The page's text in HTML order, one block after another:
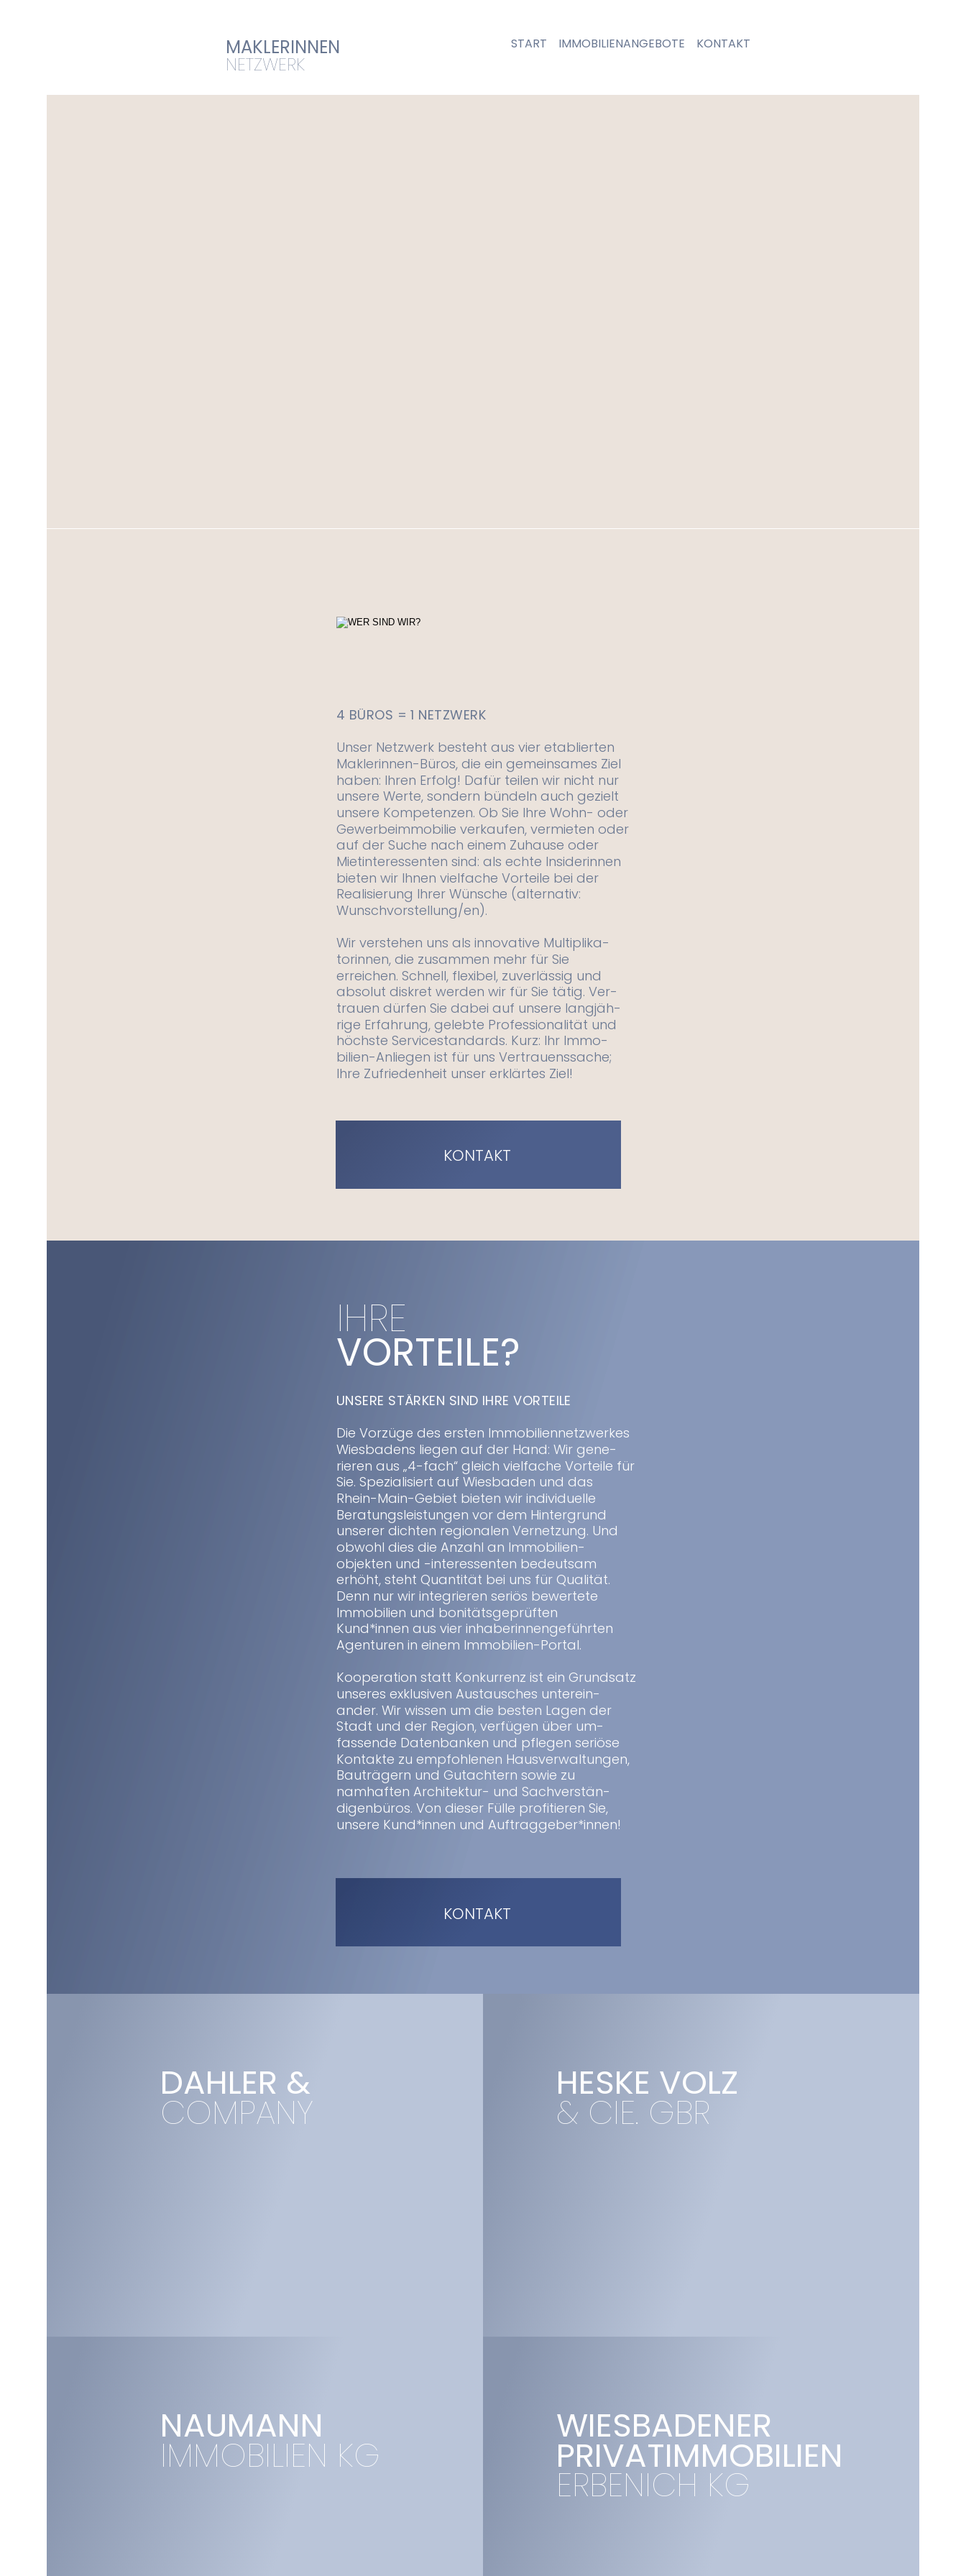
MAKLERINNEN
NETZWERK
DAHLER &
COMPANY
HESKE VOLZ
& CIE. GBR
NAUMANN
IMMOBILIEN KG
WIESBADENER
PRIVATIMMOBILIEN
ERBENICH KG
KONTAKT
IHRE
VORTEILE?
UNSERE STÄRKEN SIND IHRE VORTEILE
Die Vorzüge des ersten Immobiliennetzwerkes
Wiesbadens liegen auf der Hand: Wir gene-
rieren aus „4-fach“ gleich vielfache Vorteile für
Sie. Spezialisiert auf Wiesbaden und das
Rhein-Main-Gebiet bieten wir individuelle
Beratungsleistungen vor dem Hintergrund
unserer dichten regionalen Vernetzung. Und
obwohl dies die Anzahl an Immobilien-
objekten und -interessenten bedeutsam
erhöht, steht Quantität bei uns für Qualität.
Denn nur wir integrieren seriös bewertete
Immobilien und bonitätsgeprüften
Kund*innen aus vier inhaberinnengeführten
Agenturen in einem Immobilien-Portal.
Kooperation statt Konkurrenz ist ein Grundsatz
unseres exklusiven Austausches unterein-
ander. Wir wissen um die besten Lagen der
Stadt und der Region, verfügen über um-
fassende Datenbanken und pflegen seriöse
Kontakte zu empfohlenen Hausverwaltungen,
Bauträgern und Gutachtern sowie zu
namhaften Architektur- und Sachverstän-
digenbüros. Von dieser Fülle profitieren Sie,
unsere Kund*innen und Auftraggeber*innen!
KONTAKT
START IMMOBILIENANGEBOTE KONTAKT
4 BÜROS = 1 NETZWERK
Unser Netzwerk besteht aus vier etablierten
Maklerinnen-Büros, die ein gemeinsames Ziel
haben: Ihren Erfolg! Dafür teilen wir nicht nur
unsere Werte, sondern bündeln auch gezielt
unsere Kompetenzen. Ob Sie Ihre Wohn- oder
Gewerbeimmobilie verkaufen, vermieten oder
auf der Suche nach einem Zuhause oder
Mietinteressenten sind: als echte Insiderinnen
bieten wir Ihnen vielfache Vorteile bei der
Realisierung Ihrer Wünsche (alternativ:
Wunschvorstellung/en).
Wir verstehen uns als innovative Multiplika-
torinnen, die zusammen mehr für Sie
erreichen. Schnell, flexibel, zuverlässig und
absolut diskret werden wir für Sie tätig. Ver-
trauen dürfen Sie dabei auf unsere langjäh-
rige Erfahrung, gelebte Professionalität und
höchste Servicestandards. Kurz: Ihr Immo-
bilien-Anliegen ist für uns Vertrauenssache;
Ihre Zufriedenheit unser erklärtes Ziel!